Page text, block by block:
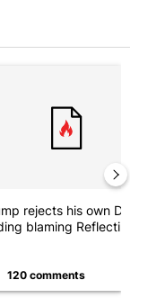
claims 'victory'
rejects his own DOJ’s
blaming Reflecting
120 comments